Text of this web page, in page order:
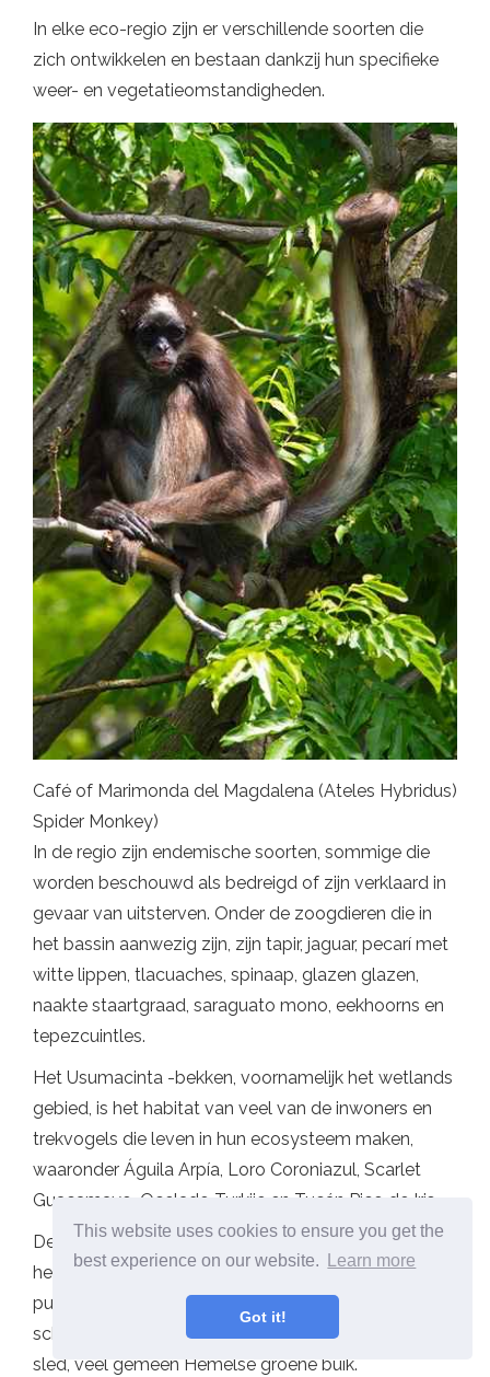
This website uses cookies to ensure you get the
best experience on our website.
Learn more
Got it!
In elke eco-regio zijn er verschillende soorten die
zich ontwikkelen en bestaan ​​dankzij hun specifieke
weer- en vegetatieomstandigheden.
Café of Marimonda del Magdalena (Ateles Hybridus)
Spider Monkey)
In de regio zijn endemische soorten, sommige die
worden beschouwd als bedreigd of zijn verklaard in
gevaar van uitsterven. Onder de zoogdieren die in
het bassin aanwezig zijn, zijn tapir, jaguar, pecarí met
witte lippen, tlacuaches, spinaap, glazen glazen,
naakte staartgraad, saraguato mono, eekhoorns en
tepezcuintles.
Het Usumacinta -bekken, voornamelijk het wetlands
gebied, is het habitat van veel van de inwoners en
trekvogels die leven in hun ecosysteem maken,
waaronder Águila Arpía, Loro Coroniazul, Scarlet
Guacamayo, Ocelado Turkije en Tucán Pico de Iris.
De groep amfibieën en reptielen die aanwezig zijn in
het bassin vormen het: stekelige hagedis van gele
punten, jungle toad, salamandra mexicaanse
schimmeltong, glazen kikker, tapalcua, yucateco
sled, veel gemeen Hemelse groene buik.